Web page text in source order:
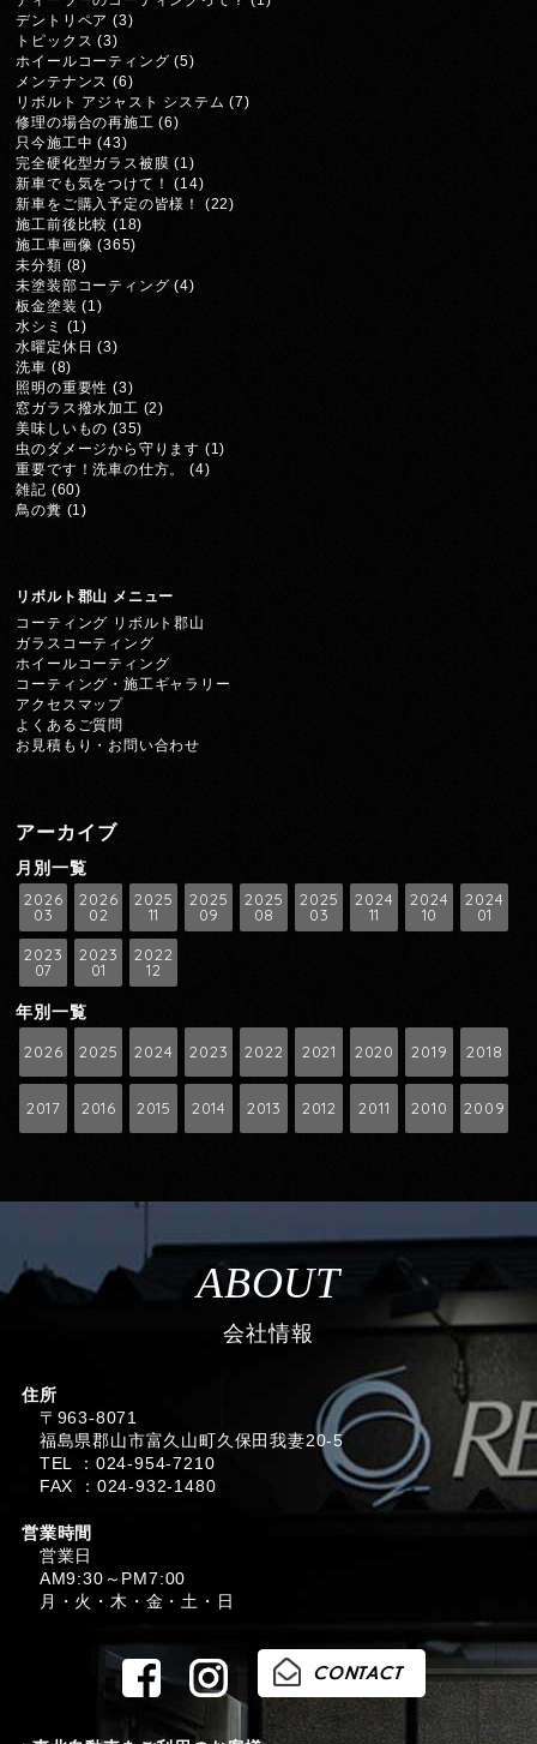
デントリペア (3)
トピックス (3)
ホイールコーティング (5)
メンテナンス (6)
リボルト アジャスト システム (7)
修理の場合の再施工 (6)
只今施工中 (43)
完全硬化型ガラス被膜 (1)
新車でも気をつけて！
(14)
新車をご購入予定の皆様！
(22)
施工前後比較 (18)
施工車画像 (365)
未分類 (8)
未塗装部コーティング (4)
板金塗装 (1)
水シミ
(1)
水曜定休日 (3)
洗車 (8)
照明の重要性 (3)
窓ガラス撥水加工 (2)
美味しいもの (35)
虫のダメージから守ります (1)
重要です！洗車の仕方。
(4)
雑記 (60)
鳥の糞 (1)
リボルト郡山 メニュー
コーティング リボルト郡山
ガラスコーティング
ホイールコーティング
コーティング・施工ギャラリー
アクセスマップ
よくあるご質問
お見積もり・お問い合わせ
アーカイブ
月別一覧
2026
03
2026
02
2025
11
2025
09
2025
08
2025
03
2024
11
2024
10
2024
01
2023
07
2023
01
2022
12
年別一覧
2026 2025 2024 2023 2022 2021 2020 2019 2018
2017 2016 2015 2014 2013 2012 2011 2010 2009
ABOUT
会社情報
住所
〒963-8071
福島県郡山市富久山町久保田我妻20-5
TEL ：024-954-7210
FAX ：024-932-1480
営業時間
営業日
AM9:30～PM7:00
月・火・木・金・土・日